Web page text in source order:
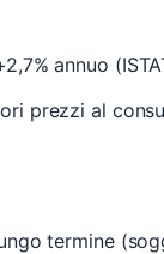
annuo
prezzi al
termine